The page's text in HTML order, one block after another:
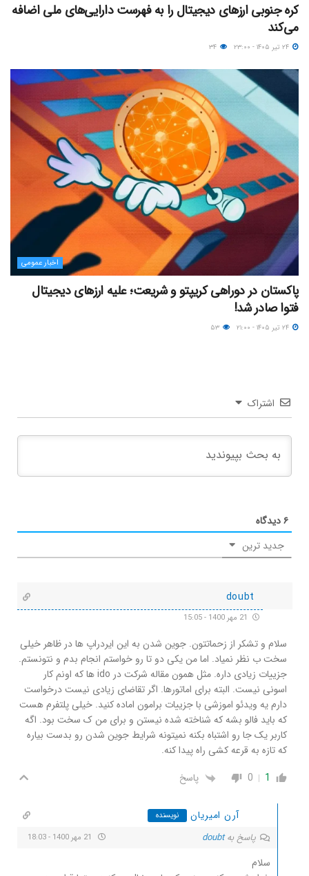
کره جنوبی ارزهای دیجیتال را به فهرست دارایی‌های ملی اضافه
می‌کند
اخبار عمومی
پاکستان در دوراهی کریپتو و شریعت؛ علیه ارزهای دیجیتال
فتوا صادر شد!
اشتراک
۶دیدگاه
جدید ترین
doubt
سلام و تشکر از زحماتتون. جوین شدن به این ایردراپ ها در ظاهر خیلی
سخت ب نظر نمیاد. اما من یکی دو تا رو خواستم انجام بدم و نتونستم.
جزییات زیادی داره. مثل همون مقاله شرکت در ido ها که اونم کار
اسونی نیست. البته برای اماتورها. اگر تقاضای زیادی نیست درخواست
دارم یه ویدئو اموزشی با جزییات برامون اماده کنید. خیلی پلتفرم هست
که باید فالو بشه که شناخته شده نیستن و برای من ک سخت بود. اگه
کاربر یک جا رو اشتباه بکنه نمیتونه شرایط جوین شدن رو بدست بیاره
که تازه به قرعه کشی راه پیدا کنه.
1
0 پاسخ
آرن امیریان نویسنده
پاسخ بهdoubt
سلام